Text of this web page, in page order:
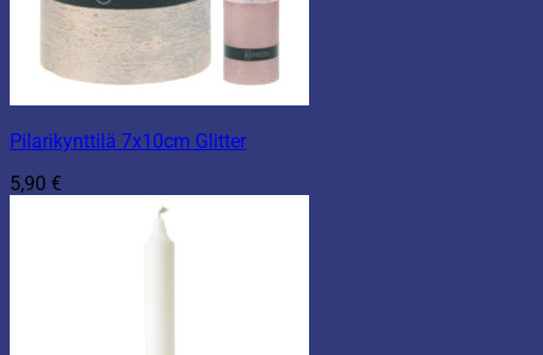
Pilarikynttilä 7x10cm Glitter
5,90 €